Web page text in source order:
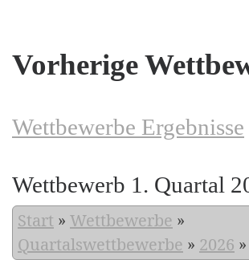
Vorherige
Wettbewerbe Ergebnisse
Wettbewerb 1. Quartal
Start » Wettbewerbe »
Quartalswettbewerbe » 2026 »